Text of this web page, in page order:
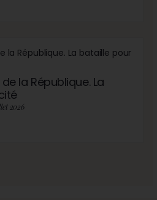
la République. La
- 28 juillet 2026